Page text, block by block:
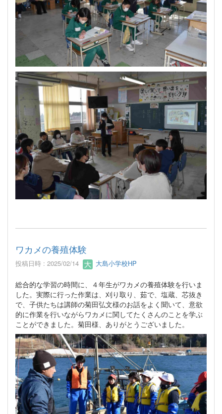
ワカメの養殖体験
投稿日時 : 2025/02/14 大島小学校HP
総合的な学習の時間に、４年生がワカメの養殖体験を行いま
した。実際に行った作業は、刈り取り、茹で、塩蔵、芯抜き
で、子供たちは講師の菊田弘文様のお話をよく聞いて、意欲
的に作業を行いながらワカメに関してたくさんのことを学ぶ
ことができました。菊田様、ありがとうございました。